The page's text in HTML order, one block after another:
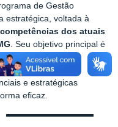
de Gestão
estratégica, voltada à
dos atuais
. Seu objetivo principal é
da oferta de
aos gestores
e estratégicas
eficaz.